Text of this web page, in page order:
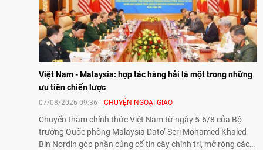
Việt Nam - Malaysia: hợp tác hàng hải là một trong những
ưu tiên chiến lược
07/08/2026 09:36 CHUYỆN NGOẠI GIAO
Chuyến thăm chính thức Việt Nam từ ngày 5-6/8 của Bộ
trưởng Quốc phòng Malaysia Dato’ Seri Mohamed Khaled
Bin Nordin góp phần củng cố tin cậy chính trị, mở rộng các